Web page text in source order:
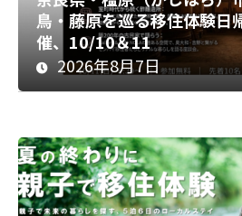
鳥・藤原を巡る移住体験日
催、10/10＆11
2026年8月7日